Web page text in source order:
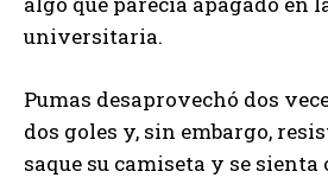
universitaria.
Pumas desaprovechó dos
dos goles y, sin embargo,
saque su camiseta y se